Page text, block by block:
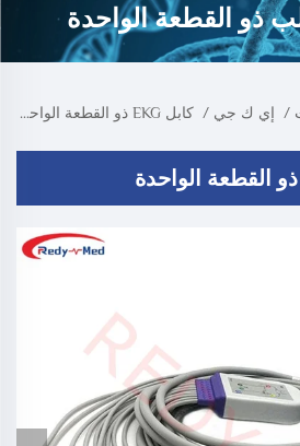
ذو القطعة الواحدة
/ إي ك جي / كابل EKG ذو القطعة الواحدة
القطعة الواحدة